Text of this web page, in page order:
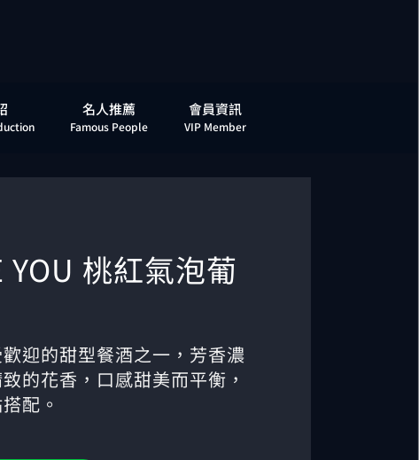
名人推薦
Famous People
會員資訊
VIP Member
YOU 桃紅氣泡葡
迎的甜型餐酒之一，芳香濃
的花香，口感甜美而平衡，
配。